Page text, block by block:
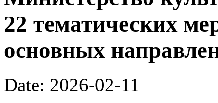
22 тематических
основных
Date: 2026-02-11